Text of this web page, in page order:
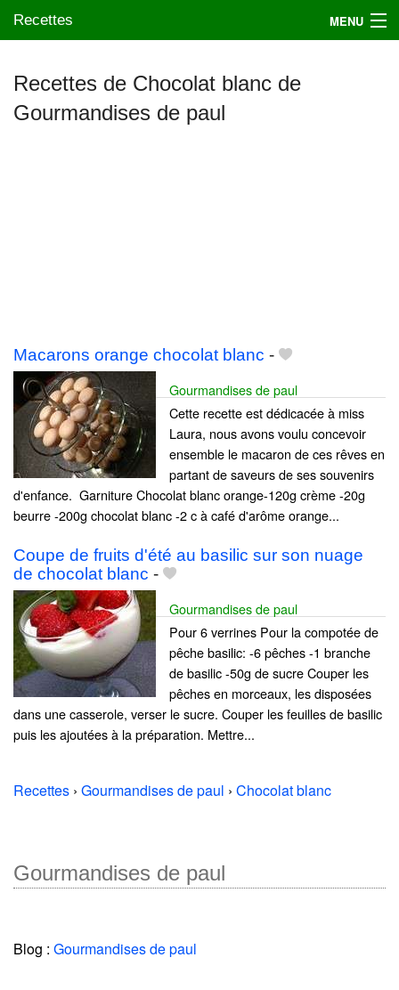
Recettes MENU
Mes blogs préférés
Recettes de Chocolat blanc de
Gourmandises de paul
Macarons orange chocolat blanc -
Gourmandises de paul
Cette recette est dédicacée à miss
Laura, nous avons voulu concevoir
ensemble le macaron de ces rêves en
partant de saveurs de ses souvenirs
d'enfance. Garniture Chocolat blanc orange-120g crème -20g
beurre -200g chocolat blanc -2 c à café d'arôme orange...
Coupe de fruits d'été au basilic sur son nuage
de chocolat blanc -
Gourmandises de paul
Pour 6 verrines Pour la compotée de
pêche basilic: -6 pêches -1 branche
de basilic -50g de sucre Couper les
pêches en morceaux, les disposées
dans une casserole, verser le sucre. Couper les feuilles de basilic
puis les ajoutées à la préparation. Mettre...
Recettes › Gourmandises de paul › Chocolat blanc
Gourmandises de paul
Blog : Gourmandises de paul